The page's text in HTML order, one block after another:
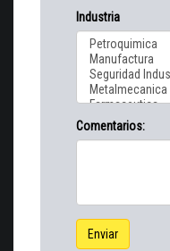
Industria
Comentarios:
Enviar